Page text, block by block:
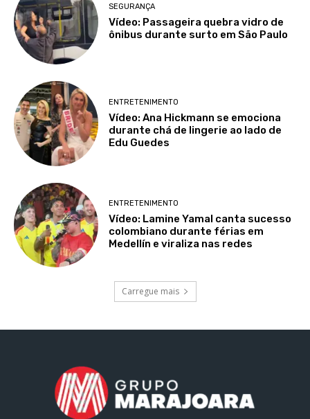
SEGURANÇA
Vídeo: Passageira quebra vidro de
ônibus durante surto em São Paulo
ENTRETENIMENTO
Vídeo: Ana Hickmann se emociona
durante chá de lingerie ao lado de
Edu Guedes
ENTRETENIMENTO
Vídeo: Lamine Yamal canta sucesso
colombiano durante férias em
Medellín e viraliza nas redes
Carregue mais